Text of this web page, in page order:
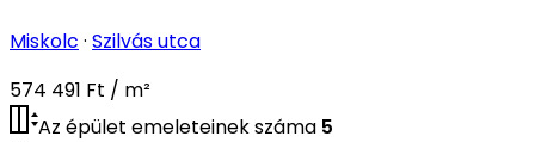
Miskolc · Szilvás utca
574 491 Ft / m²
Az épület emeleteinek száma 5